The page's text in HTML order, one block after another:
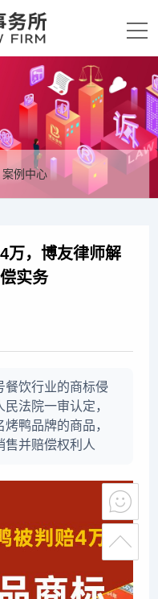
案例中心
万，博友律师解
实务
餐饮行业的商标侵
法院一审认定，
鸭品牌的商品，
售并赔偿权利人